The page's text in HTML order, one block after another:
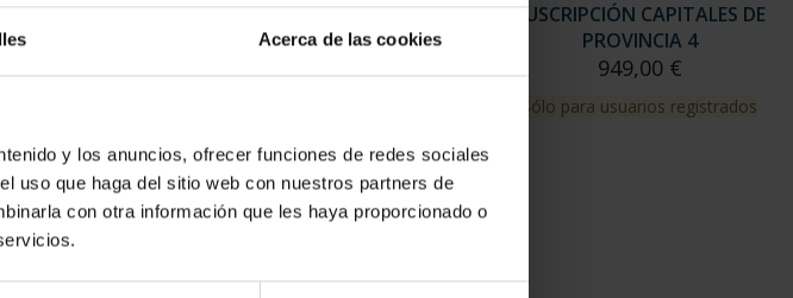
Acerca de las cookies
y los anuncios, ofrecer funciones de redes sociales
uso que haga del sitio web con nuestros partners de
con otra información que les haya proporcionado o
CAPITALES DE
2
€
SUSCRIPCIÓN CAPITALES DE
PROVINCIA 3
949,00 €
SUSCRIPCIÓN CAPITALES DE
PROVINCIA 4
949,00 €
Sólo para usuarios registrados